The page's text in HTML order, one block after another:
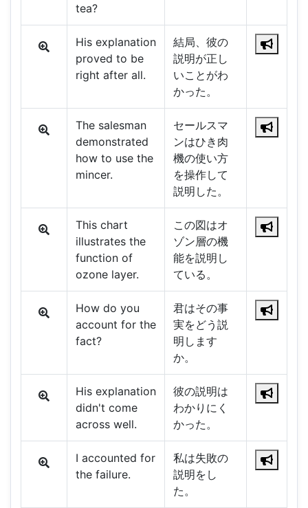
tea?
His explanation
proved to be
right after all.
結局、彼の
説明が正し
いことがわ
かった。
The salesman
demonstrated
how to use the
mincer.
セールスマ
ンはひき肉
機の使い方
を操作して
説明した。
This chart
illustrates the
function of
ozone layer.
この図はオ
ゾン層の機
能を説明し
ている。
How do you
account for the
fact?
君はその事
実をどう説
明します
か。
His explanation
didn't come
across well.
彼の説明は
わかりにく
かった。
I accounted for
the failure.
私は失敗の
説明をし
た。